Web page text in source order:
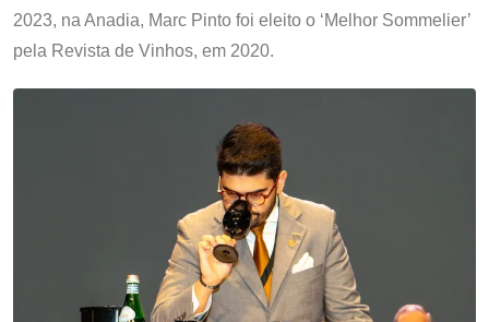
2023, na Anadia, Marc Pinto foi eleito o ‘Melhor Sommelier’
pela Revista de Vinhos, em 2020.